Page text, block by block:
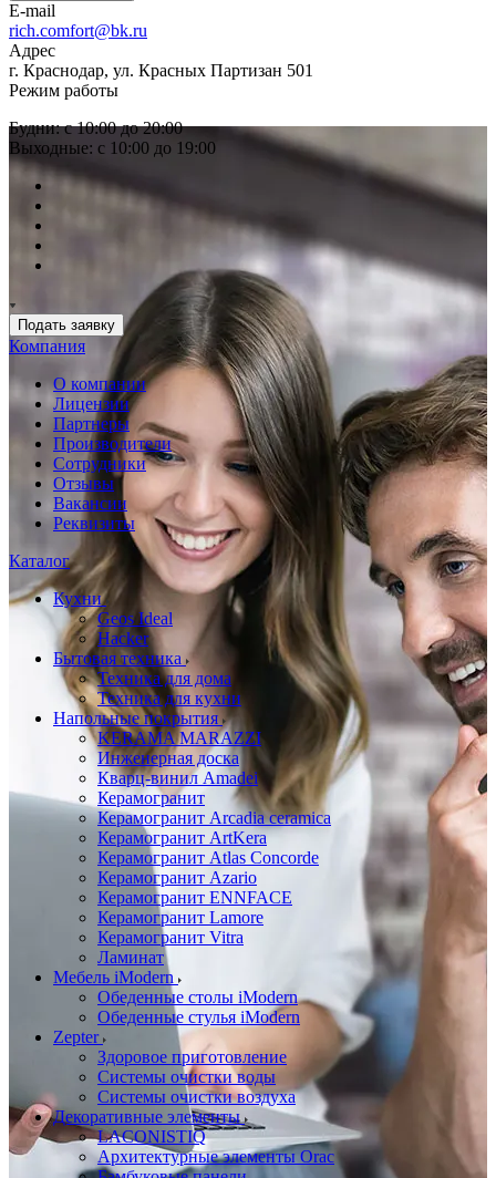
E-mail
rich.comfort@bk.ru
Адрес
г. Краснодар, ул. Красных Партизан 501
Режим работы
Будни: с 10:00 до 20:00
Выходные: с 10:00 до 19:00
Подать заявку
Компания
О компании
Лицензии
Партнеры
Производители
Сотрудники
Отзывы
Вакансии
Реквизиты
Каталог
Кухни
Geos Ideal
Hacker
Бытовая техника
Техника для дома
Техника для кухни
Напольные покрытия
KERAMA MARAZZI
Инженерная доска
Кварц-винил Amadei
Керамогранит
Керамогранит Arcadia ceramica
Керамогранит ArtKera
Керамогранит Atlas Concorde
Керамогранит Azario
Керамогранит ENNFACE
Керамогранит Lamore
Керамогранит Vitra
Ламинат
Мебель iModern
Обеденные столы iModern
Обеденные стулья iModern
Zepter
Здоровое приготовление
Системы очистки воды
Системы очистки воздуха
Декоративные элементы
LACONISTIQ
Архитектурные элементы Orac